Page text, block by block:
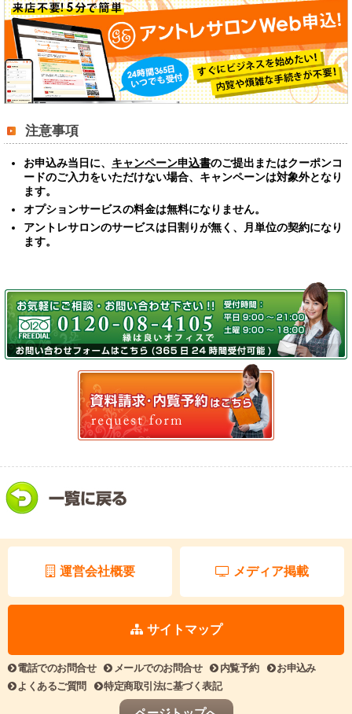
注意事項
お申込み当日に、 キャンペーン申込書のご提出またはクーポンコ
ードのご入力をいただけない場合、 キャンペーンは対象外となり
ます。
オプションサービスの料金は無料になりません。
アントレサロンのサービスは日割りが無く、月単位の契約になり
ます。
運営会社概要 メディア掲載
サイトマップ
電話でのお問合せ メールでのお問合せ 内覧予約
お申込み
よくあるご質問
特定商取引法に基づく表記